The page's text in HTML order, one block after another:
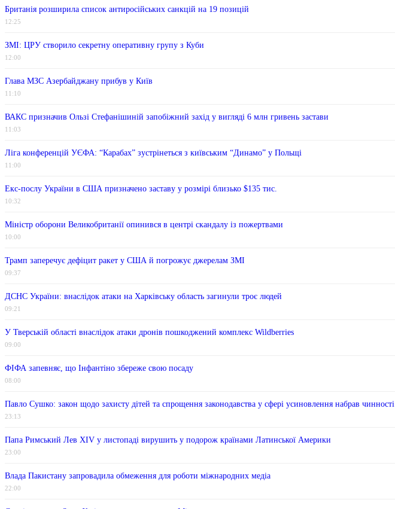
Британія розширила список антиросійських санкцій на 19 позицій
12:25
ЗМІ: ЦРУ створило секретну оперативну групу з Куби
12:00
Глава МЗС Азербайджану прибув у Київ
11:10
ВАКС призначив Ользі Стефанішиній запобіжний захід у вигляді 6 млн гривень застави
11:03
Ліга конференцій УЄФА: “Карабах” зустрінеться з київським “Динамо” у Польщі
11:00
Екс-послу України в США призначено заставу у розмірі близько $135 тис.
10:32
Міністр оборони Великобританії опинився в центрі скандалу із пожертвами
10:00
Трамп заперечує дефіцит ракет у США й погрожує джерелам ЗМІ
09:37
ДСНС України: внаслідок атаки на Харківську область загинули троє людей
09:21
У Тверській області внаслідок атаки дронів пошкоджений комплекс Wildberries
09:00
ФІФА запевняє, що Інфантіно збереже свою посаду
08:00
Павло Сушко: закон щодо захисту дітей та спрощення законодавства у сфері усиновлення набрав чинності
23:13
Папа Римський Лев XIV у листопаді вирушить у подорож країнами Латинської Америки
23:00
Влада Пакистану запровадила обмеження для роботи міжнародних медіа
22:00